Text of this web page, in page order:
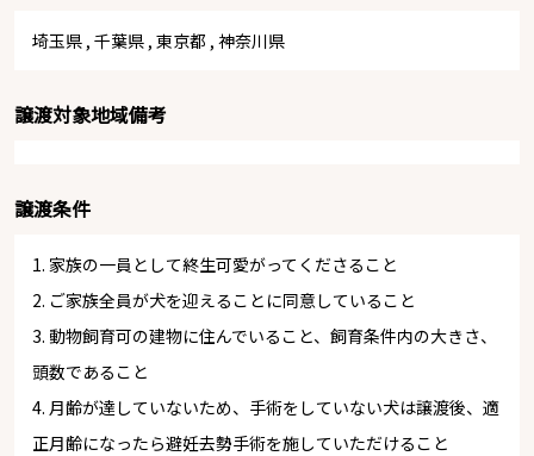
埼玉県 , 千葉県 , 東京都 , 神奈川県
譲渡対象地域備考
譲渡条件
1. 家族の一員として終生可愛がってくださること
2. ご家族全員が犬を迎えることに同意していること
3. 動物飼育可の建物に住んでいること、飼育条件内の大きさ、
頭数であること
4. 月齢が達していないため、手術をしていない犬は譲渡後、適
正月齢になったら避妊去勢手術を施していただけること